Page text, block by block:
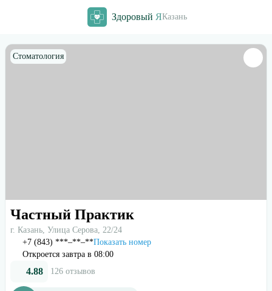
Здоровый ЯКазань
Стоматология
Частный Практик
г. Казань, Улица Серова, 22/24
+7 (843) ***‒**‒**Показать номер
Откроется завтра в 08:00
4.88 126 отзывов